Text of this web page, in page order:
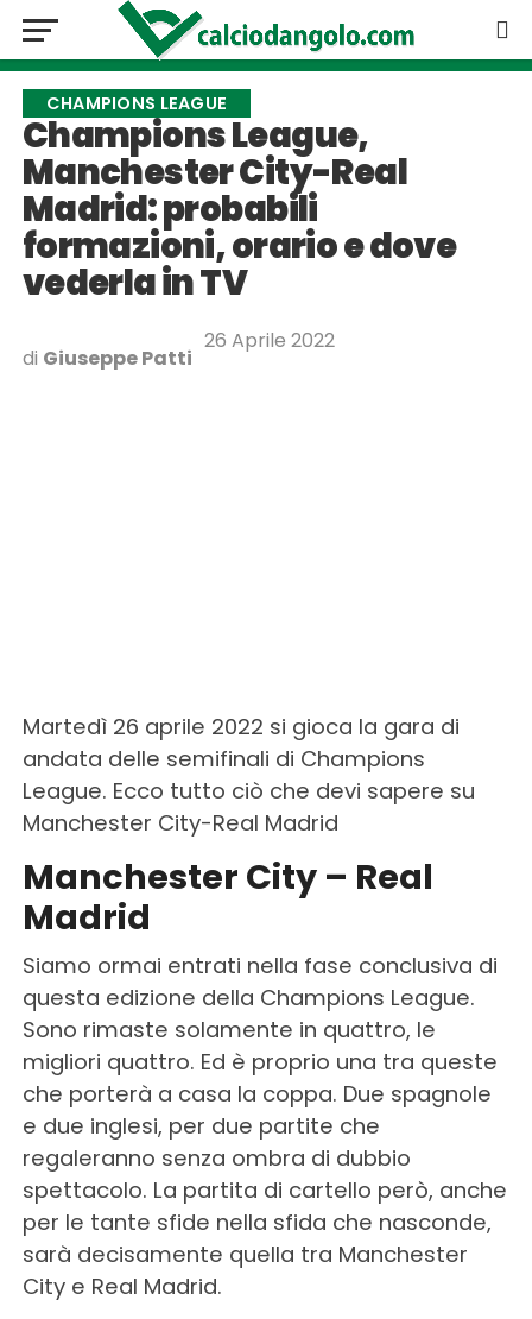
CHAMPIONS LEAGUE
Champions League,
Manchester City-Real
Madrid: probabili
formazioni, orario e dove
vederla in TV
di Giuseppe Patti
26 Aprile 2022
Martedì 26 aprile 2022 si gioca la gara di
andata delle semifinali di Champions
League. Ecco tutto ciò che devi sapere su
Manchester City-Real Madrid
Manchester City – Real
Madrid
Siamo ormai entrati nella fase conclusiva di
questa edizione della Champions League.
Sono rimaste solamente in quattro, le
migliori quattro. Ed è proprio una tra queste
che porterà a casa la coppa. Due spagnole
e due inglesi, per due partite che
regaleranno senza ombra di dubbio
spettacolo. La partita di cartello però, anche
per le tante sfide nella sfida che nasconde,
sarà decisamente quella tra Manchester
City e Real Madrid.